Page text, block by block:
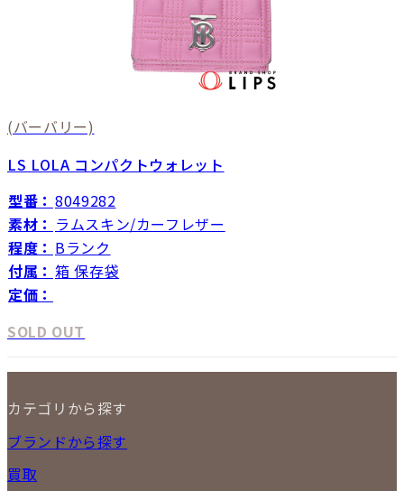
(バーバリー)
LS LOLA コンパクトウォレット
型番： 8049282
素材： ラムスキン/カーフレザー
程度： Bランク
付属： 箱 保存袋
定価：
SOLD OUT
カテゴリから探す
NEW ITEM
時計
ブランドから探す
買取